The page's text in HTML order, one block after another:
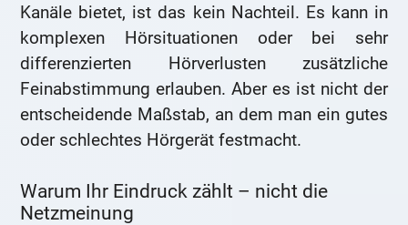
Kanäle bietet, ist das kein Nachteil. Es kann in
komplexen Hörsituationen oder bei sehr
differenzierten Hörverlusten zusätzliche
Feinabstimmung erlauben. Aber es ist nicht der
entscheidende Maßstab, an dem man ein gutes
oder schlechtes Hörgerät festmacht.
Warum Ihr Eindruck zählt – nicht die
Netzmeinung